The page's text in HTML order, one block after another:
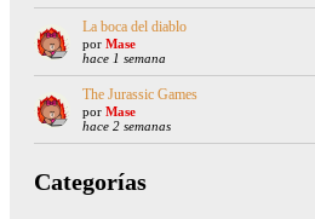
La boca del diablo
por Mase
hace 1 semana
The Jurassic Games
por Mase
hace 2 semanas
Categorías